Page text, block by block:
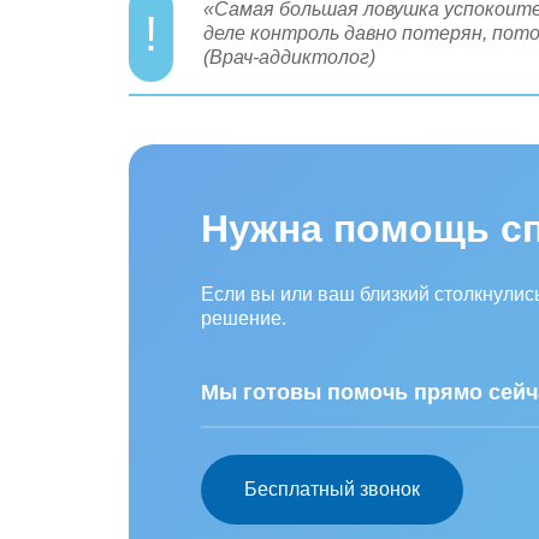
«Самая большая ловушка
деле контроль давно потерян,
(Врач-аддиктолог)
Нужна помощь
Если вы или ваш близкий
решение.
Мы готовы помочь прямо
Бесплатный звонок